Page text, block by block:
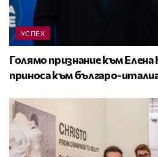
УСПЕХ
Голямо признание към
приноса към българо-